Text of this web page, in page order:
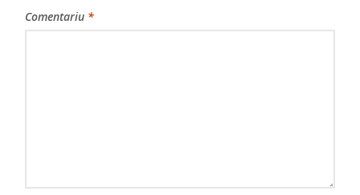
Comentariu *